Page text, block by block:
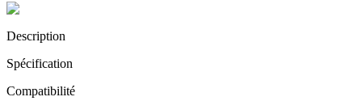
Description
Spécification
Compatibilité